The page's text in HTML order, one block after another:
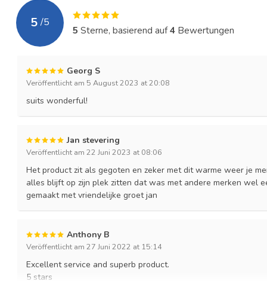
5 /5
5 Sterne, basierend auf4 Bewertungen
Georg S
Veröffentlicht am 5 August 2023 at 20:08
suits wonderful!
Jan stevering
Veröffentlicht am 22 Juni 2023 at 08:06
Het product zit als gegoten en zeker met dit warme weer je
alles blijft op zijn plek zitten dat was met andere merken wel
gemaakt met vriendelijke groet jan
Anthony B
Veröffentlicht am 27 Juni 2022 at 15:14
Excellent service and superb product.
5 stars